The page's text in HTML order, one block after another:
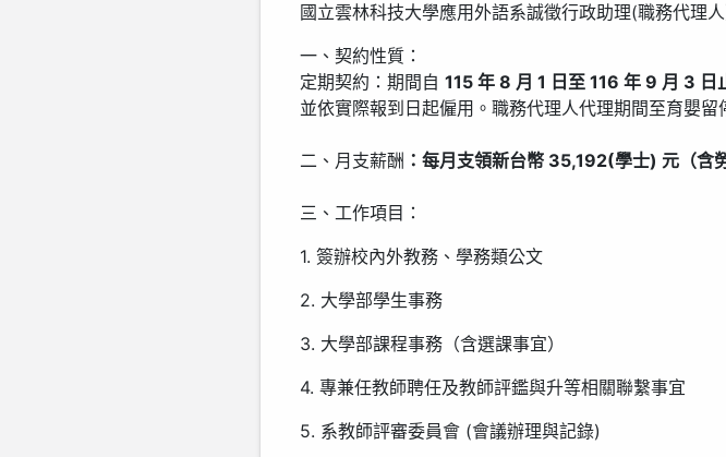
國立雲林科技大學應用外語系誠徵行政助理(職務代理
一、契約性質：
定期契約：期間自 115 年 8 月 1 日至 116 年 9 月 3 日
並依實際報到日起僱用。職務代理人代理期間至育嬰
二、月支薪酬 ：每月支領新台幣 35,192(學士) 元（含
三、工作項目：
1. 簽辦校內外教務、學務類公文
2. 大學部學生事務
3. 大學部課程事務（含選課事宜）
4. 專兼任教師聘任及教師評鑑與升等相關聯繫事宜
5. 系教師評審委員會 (會議辦理與記錄)